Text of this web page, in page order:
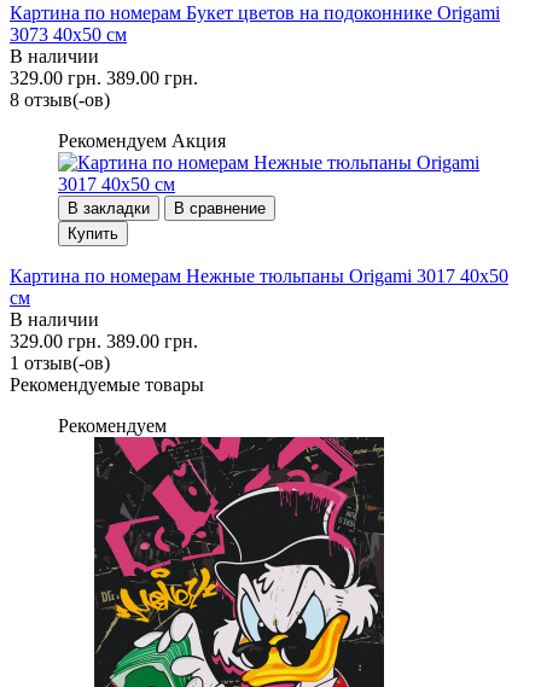
Картина по номерам Букет цветов на подоконнике Origami
3073 40x50 см
В наличии
329.00 грн. 389.00 грн.
8 отзыв(-ов)
Рекомендуем Акция
В закладки
В сравнение
Купить
Картина по номерам Нежные тюльпаны Origami 3017 40x50
см
В наличии
329.00 грн. 389.00 грн.
1 отзыв(-ов)
Рекомендуемые товары
Рекомендуем